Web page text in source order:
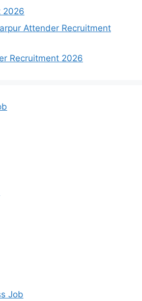
2026
Attender Recruitment
Recruitment 2026
Job